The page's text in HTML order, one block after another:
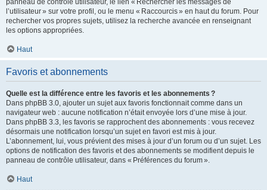
panneau de contrôle utilisateur, le lien « Rechercher les messages de
l’utilisateur » sur votre profil, ou le menu « Raccourcis » en haut du forum. Pour
rechercher vos propres sujets, utilisez la recherche avancée en renseignant
les options appropriées.
Haut
Favoris et abonnements
Quelle est la différence entre les favoris et les abonnements ?
Dans phpBB 3.0, ajouter un sujet aux favoris fonctionnait comme dans un
navigateur web : aucune notification n’était envoyée lors d’une mise à jour.
Dans phpBB 3.3, les favoris se rapprochent des abonnements : vous recevez
désormais une notification lorsqu’un sujet en favori est mis à jour.
L’abonnement, lui, vous prévient des mises à jour d’un forum ou d’un sujet. Les
options de notification des favoris et des abonnements se modifient depuis le
panneau de contrôle utilisateur, dans « Préférences du forum ».
Haut